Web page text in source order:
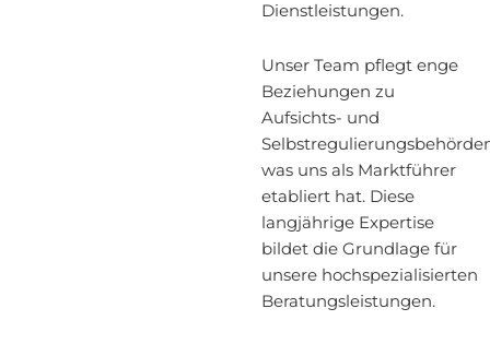
Dienstleistungen.
Unser Team pflegt enge
Beziehungen zu
Aufsichts- und
was uns als Marktführer
etabliert hat. Diese
langjährige Expertise
bildet die Grundlage für
unsere hochspezialisierten
Beratungsleistungen.